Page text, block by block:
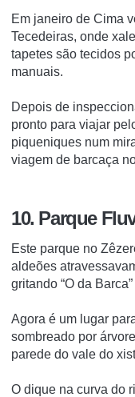
Em janeiro de Cima
Tecedeiras, onde
tapetes são tecidos
manuais.
Depois de
pronto para viajar
piqueniques num
viagem de barcaça
10. Parque
Este parque no
aldeões
gritando “O da
Agora é um lugar
sombreado por
parede do vale do
O dique na curva do